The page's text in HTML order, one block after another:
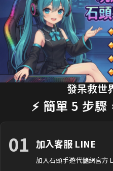
20分鐘前 T**y_L
22分鐘前 蔡**文
25分鐘前 H**nry
28分鐘前 黃**傑
30分鐘前 Ap**le
35分鐘前 楊**婷
發呆救世
⚡ 簡單 5 步
01 加入客服 LINE
加入石頭手遊代儲網官方